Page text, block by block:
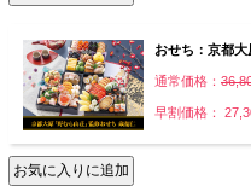
おせち：京都大
通常価格：
早割価格：